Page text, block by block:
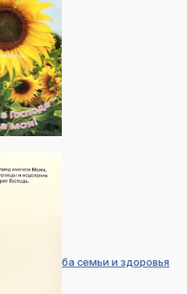
служба семьи и здоровья